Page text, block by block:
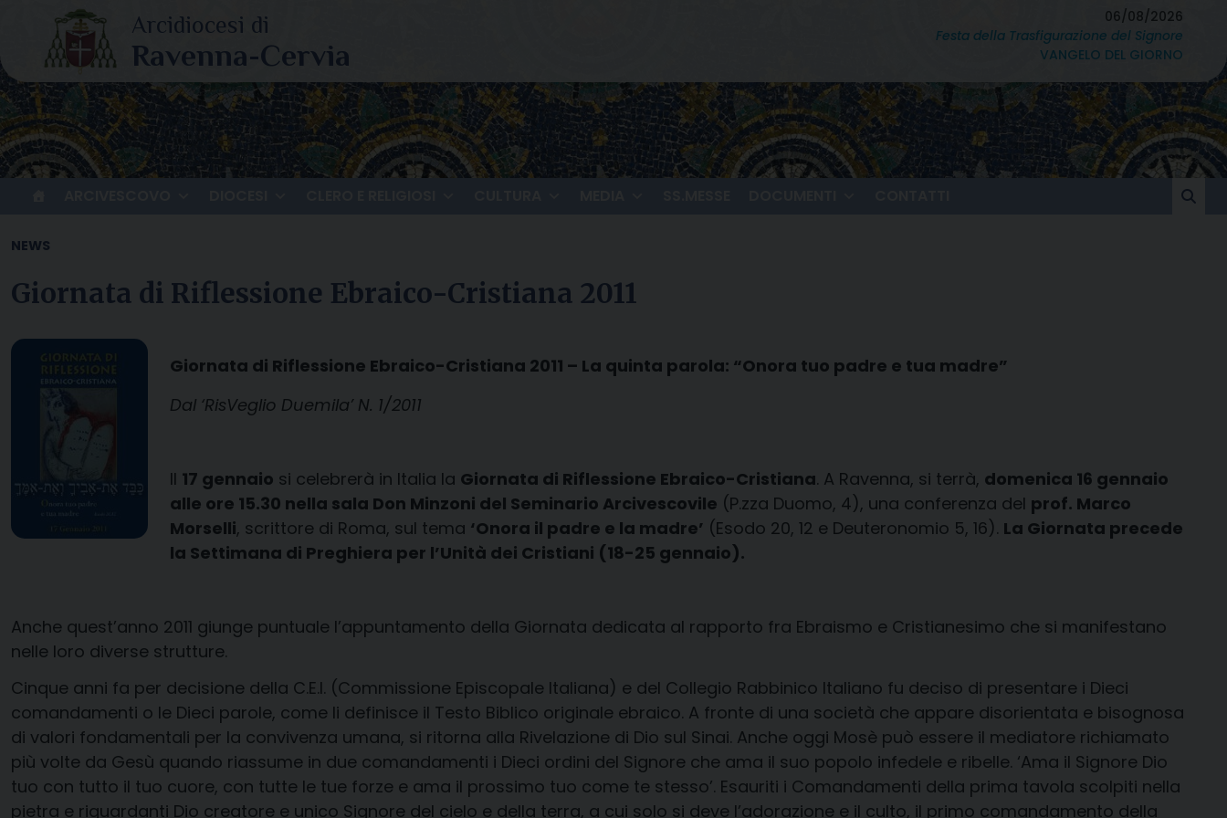
content
06/08/2026
Festa della Trasfigurazione del Signore
VANGELO DEL GIORNO
NEWS
Giornata di Riflessione Ebraico-Cristiana 2011
Giornata di Riflessione Ebraico-Cristiana 2011 – La quinta parola: “Onora tuo padre e tua madre”
Dal ‘RisVeglio Duemila’ N. 1/2011
Il 17 gennaio si celebrerà in Italia la Giornata di Riflessione Ebraico-Cristiana. A Ravenna, si terrà, domenica 16 gennaio
alle ore 15.30 nella sala Don Minzoni del Seminario Arcivescovile (P.zza Duomo, 4), una conferenza del prof. Marco
Morselli, scrittore di Roma, sul tema ‘Onora il padre e la madre’ (Esodo 20, 12 e Deuteronomio 5, 16). La Giornata precede
la Settimana di Preghiera per l’Unità dei Cristiani (18-25 gennaio).
Anche quest’anno 2011 giunge puntuale l’appuntamento della Giornata dedicata al rapporto fra Ebraismo e Cristianesimo che si manifestano
nelle loro diverse strutture.
Cinque anni fa per decisione della C.E.I. (Commissione Episcopale Italiana) e del Collegio Rabbinico Italiano fu deciso di presentare i Dieci
comandamenti o le Dieci parole, come li definisce il Testo Biblico originale ebraico. A fronte di una società che appare disorientata e bisognosa
di valori fondamentali per la convivenza umana, si ritorna alla Rivelazione di Dio sul Sinai. Anche oggi Mosè può essere il mediatore richiamato
più volte da Gesù quando riassume in due comandamenti i Dieci ordini del Signore che ama il suo popolo infedele e ribelle. ‘Ama il Signore Dio
tuo con tutto il tuo cuore, con tutte le tue forze e ama il prossimo tuo come te stesso’. Esauriti i Comandamenti della prima tavola scolpiti nella
pietra e riguardanti Dio creatore e unico Signore del cielo e della terra, a cui solo si deve l’adorazione e il culto, il primo comandamento della